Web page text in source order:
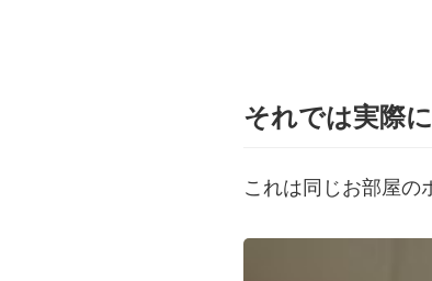
それでは実際
これは同じお部屋の